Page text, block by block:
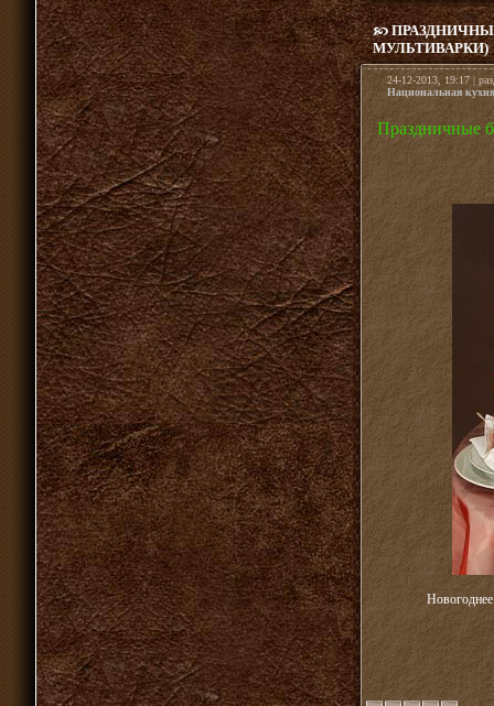
МУЛЬТИВАРКИ)
24-12-2013, 19:17 |
Национальная кухня
Праздничные